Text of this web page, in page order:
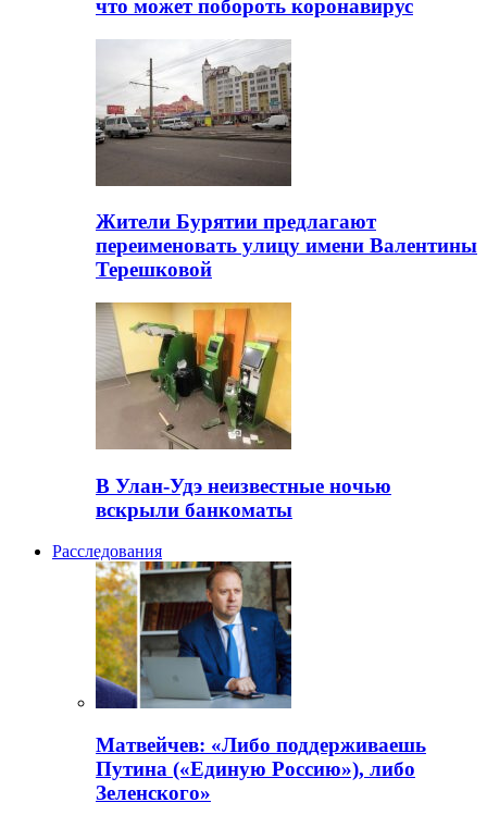
что может побороть коронавирус
Жители Бурятии предлагают
переименовать улицу имени Валентины
Терешковой
В Улан-Удэ неизвестные ночью
вскрыли банкоматы
Расследования
Матвейчев: «Либо поддерживаешь
Путина («Единую Россию»), либо
Зеленского»